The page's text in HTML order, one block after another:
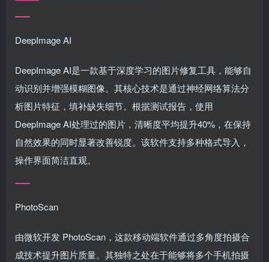
DeepImage AI
DeepImage AI是一款基于深度学习的图片修复工具，能够自
动识别并增强模糊图像。其核心技术是通过神经网络算法分
析图片特征，填补缺失细节。根据测试报告，使用
DeepImage AI处理过的图片，清晰度平均提升40%，在保持
自然效果的同时显著改善锐度。该软件支持多种格式导入，
操作界面简洁直观。
PhotoScan
由微软开发 PhotoScan，这款移动端软件通过多角度拍摄合
成技术提升图片质量。其独特之处在于能够将多个手机拍摄